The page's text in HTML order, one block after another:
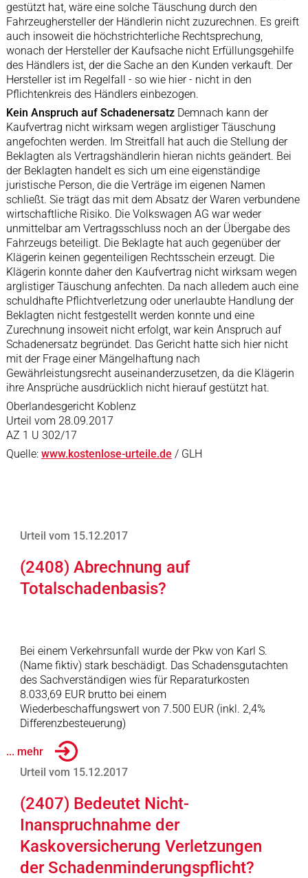
gestützt hat, wäre eine solche Täuschung durch den
Fahrzeughersteller der Händlerin nicht zuzurechnen. Es greift
auch insoweit die höchstrichterliche Rechtsprechung,
wonach der Hersteller der Kaufsache nicht Erfüllungsgehilfe
des Händlers ist, der die Sache an den Kunden verkauft. Der
Hersteller ist im Regelfall - so wie hier - nicht in den
Pflichtenkreis des Händlers einbezogen.
Kein Anspruch auf Schadenersatz Demnach kann der
Kaufvertrag nicht wirksam wegen arglistiger Täuschung
angefochten werden. Im Streitfall hat auch die Stellung der
Beklagten als Vertragshändlerin hieran nichts geändert. Bei
der Beklagten handelt es sich um eine eigenständige
juristische Person, die die Verträge im eigenen Namen
schließt. Sie trägt das mit dem Absatz der Waren verbundene
wirtschaftliche Risiko. Die Volkswagen AG war weder
unmittelbar am Vertragsschluss noch an der Übergabe des
Fahrzeugs beteiligt. Die Beklagte hat auch gegenüber der
Klägerin keinen gegenteiligen Rechtsschein erzeugt. Die
Klägerin konnte daher den Kaufvertrag nicht wirksam wegen
arglistiger Täuschung anfechten. Da nach alledem auch eine
schuldhafte Pflichtverletzung oder unerlaubte Handlung der
Beklagten nicht festgestellt werden konnte und eine
Zurechnung insoweit nicht erfolgt, war kein Anspruch auf
Schadenersatz begründet. Das Gericht hatte sich hier nicht
mit der Frage einer Mängelhaftung nach
Gewährleistungsrecht auseinanderzusetzen, da die Klägerin
ihre Ansprüche ausdrücklich nicht hierauf gestützt hat.
Oberlandesgericht Koblenz
Urteil vom 28.09.2017
AZ 1 U 302/17
Quelle: www.kostenlose-urteile.de / GLH
Urteil vom 15.12.2017
(2408) Abrechnung auf
Totalschadenbasis?
Bei einem Verkehrsunfall wurde der Pkw von Karl S.
(Name fiktiv) stark beschädigt. Das Schadensgutachten
des Sachverständigen wies für Reparaturkosten
8.033,69 EUR brutto bei einem
Wiederbeschaffungswert von 7.500 EUR (inkl. 2,4%
Differenzbesteuerung)
... mehr
Urteil vom 15.12.2017
(2407) Bedeutet Nicht-
Inanspruchnahme der
Kaskoversicherung Verletzungen
der Schadenminderungspflicht?